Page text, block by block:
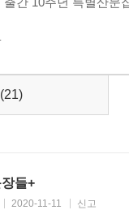
라지는 걸 보면 신
과 다르게 읽는다.
이야기가 되고, 나의
쓰는 봄” 작가 김
고 오는 것”이라는
세요. 그런 건 시간
다 하고, 보고 싶은
(21)
들+
2020-11-11 신고